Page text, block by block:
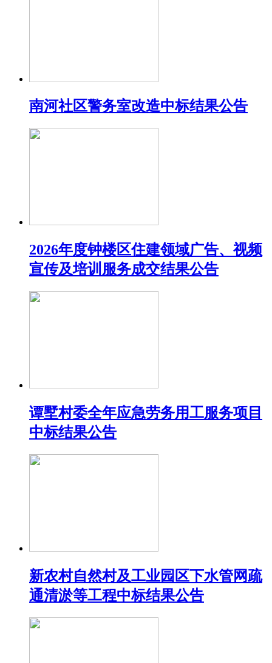
南河社区警务室改造中标结果公告
2026年度钟楼区住建领域广告、视频
宣传及培训服务成交结果公告
谭墅村委全年应急劳务用工服务项目
中标结果公告
新农村自然村及工业园区下水管网疏
通清淤等工程中标结果公告